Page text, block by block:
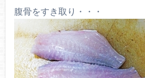
腹骨をすき取り・・・